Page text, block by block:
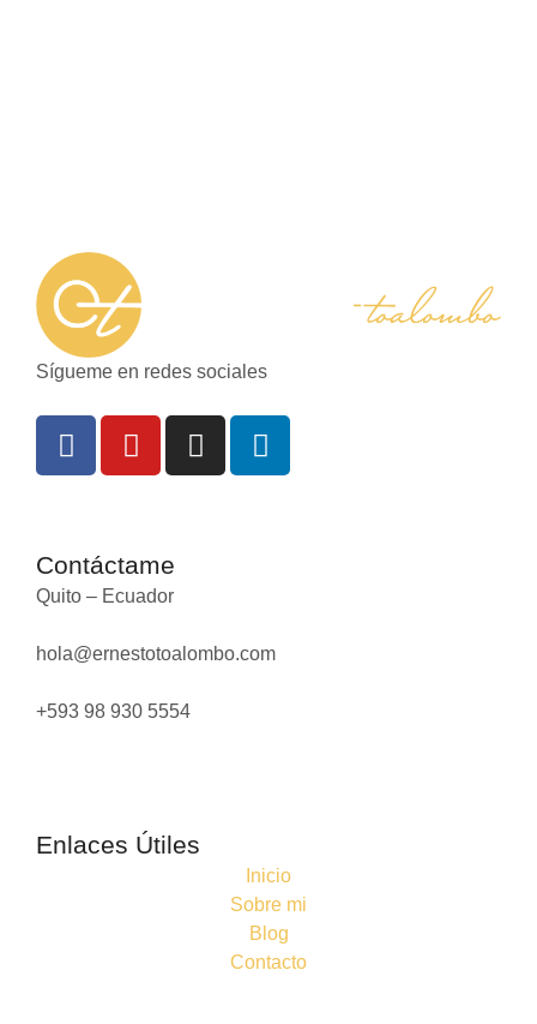
Sígueme en redes sociales
Contáctame
Quito – Ecuador
hola@ernestotoalombo.com
+593 98 930 5554
Enlaces Útiles
Inicio
Sobre mi
Blog
Contacto